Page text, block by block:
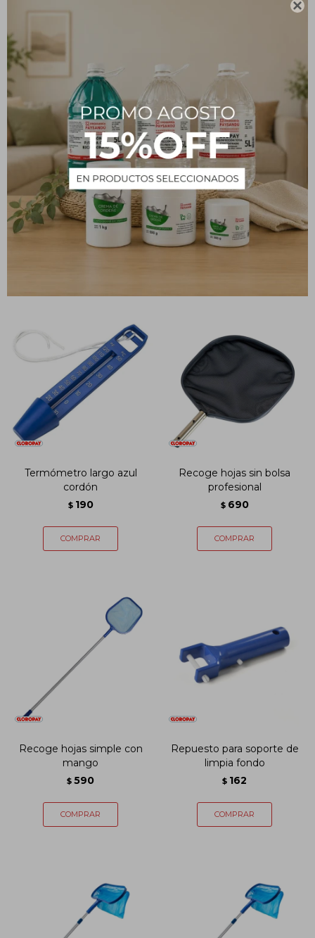

Clip repuesto limpiafondo -
3 unidades
Clip repuesto soporte
mango
$ 61
Termómetro largo azul
cordón
$ 190
Recoge hojas sin bolsa
profesional
$ 690
Recoge hojas simple con
mango
$ 590
Repuesto para soporte de
limpia fondo
$ 162